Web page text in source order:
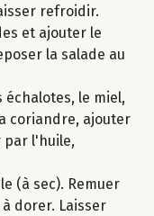
refroidir.
et ajouter le
la salade au
échalotes, le miel,
coriandre, ajouter
par l'huile,
(à sec). Remuer
dorer. Laisser